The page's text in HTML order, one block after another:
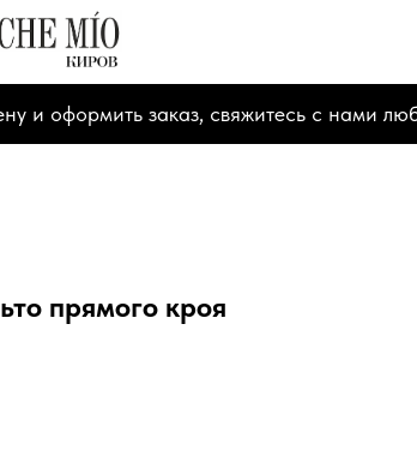
оформить заказ, свяжитесь с нами
прямого кроя